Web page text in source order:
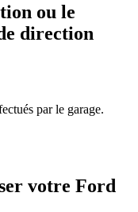
ou le
direction
par le garage.
votre Ford